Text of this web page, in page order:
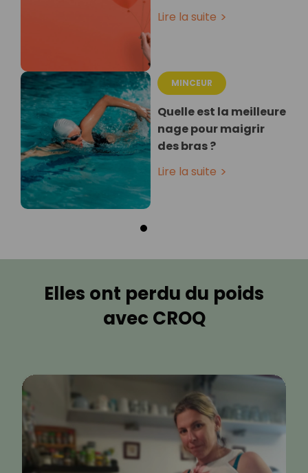
Lire la suite
MINCEUR
Quelle est la meilleure
nage pour maigrir
des bras ?
Lire la suite
Elles ont perdu du poids
avec CROQ